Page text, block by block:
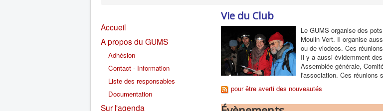
Accueil
A propos du GUMS
Adhésion
Contact - Information
Liste des responsables
Documentation
Sur l'agenda
Vie du Club
Le GUMS organise des
Moulin Vert. Il organise
ou de viodeos. Ces
Il y a aussi évidemment
Assemblée générale,
l'association. Ces réunions
pour être averti des nouveautés